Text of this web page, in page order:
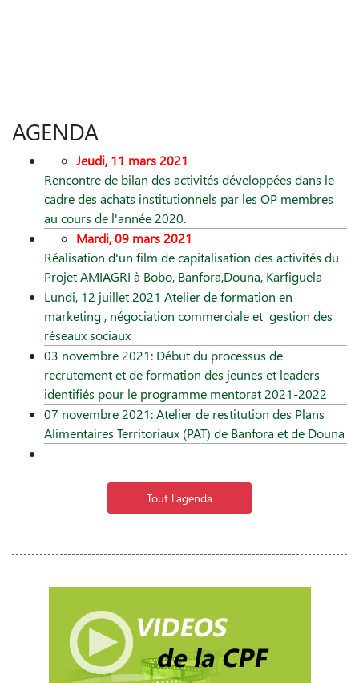
AGENDA
Jeudi, 11 mars 2021
Rencontre de bilan des activités développées dans le
cadre des achats institutionnels par les OP membres
au cours de l'année 2020.
Mardi, 09 mars 2021
Réalisation d'un film de capitalisation des activités du
Projet AMIAGRI à Bobo, Banfora,Douna, Karfiguela
Lundi, 12 juillet 2021 Atelier de formation en
marketing , négociation commerciale et gestion des
réseaux sociaux
03 novembre 2021: Début du processus de
recrutement et de formation des jeunes et leaders
identifiés pour le programme mentorat 2021-2022
07 novembre 2021: Atelier de restitution des Plans
Alimentaires Territoriaux (PAT) de Banfora et de Douna
Tout l'agenda